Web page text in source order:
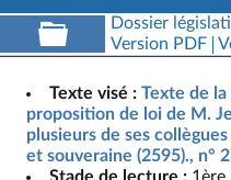
Dossier
Version PDF
Texte visé : Texte de la
proposition de loi de M.
plusieurs de ses
et souveraine (2595)., n°